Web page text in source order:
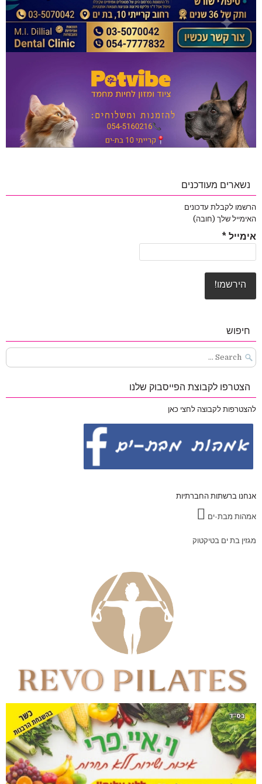
נשארים מעודכנים
הרשמו לקבלת עדכונים
האימייל שלך (חובה)
אימייל *
חיפוש
Search
for:
הצטרפו לקבוצת הפייסבוק שלנו
להצטרפות לקבוצה לחצי כאן
אנחנו ברשתות החברתיות
אמהות מבת-ים
מגזין בת ים בטיקטוק